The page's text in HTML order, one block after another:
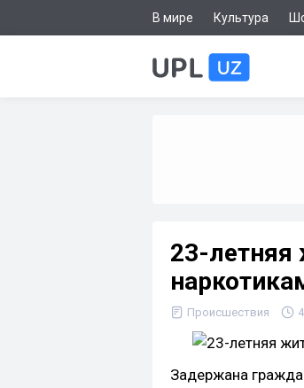
В мире Культура
23-летняя
Происшествия
Задержана